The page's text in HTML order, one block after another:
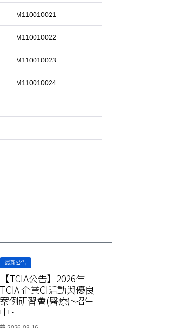
M110010021
M110010022
M110010023
M110010024
最新公告
【TCIA公告】2026年
TCIA 企業CI活動與優良
案例研習會(醫療)~招生
中~